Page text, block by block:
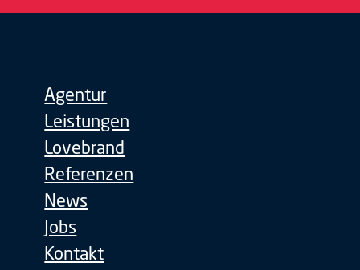
Agentur
Leistungen
Lovebrand
Referenzen
News
Jobs
Kontakt